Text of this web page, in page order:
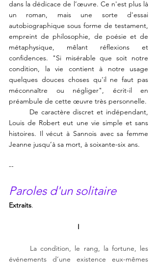
dans la dédicace de l’œuvre. Ce n'est plus là
un roman, mais une sorte d'essai
autobiographique sous forme de testament,
empreint de philosophie, de poésie et de
métaphysique, mêlant réflexions et
confidences. "Si misérable que soit notre
condition, la vie contient à notre usage
quelques douces choses qu'il ne faut pas
méconnaître ou négliger", écrit-il en
préambule de cette œuvre très personnelle.
Louis de Robert eut une vie simple et sans
histoires. Il vécut à Sannois avec sa femme
Jeanne jusqu’à sa mort, à soixante-six ans.
--
Paroles d'un solitaire
Extraits.
I
La condition, le rang, la fortune, les
événements d’une existence eux-mêmes